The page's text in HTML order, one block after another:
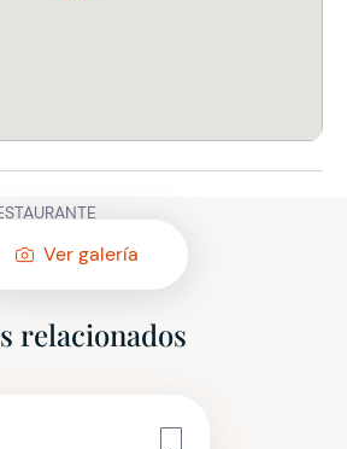
Ver galería
relacionados